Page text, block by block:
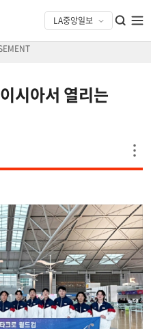
시아서 열리는